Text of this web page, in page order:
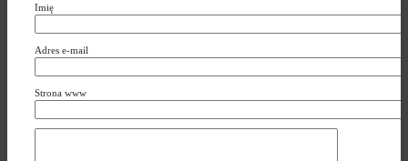
Imię
Adres e-mail
Strona www